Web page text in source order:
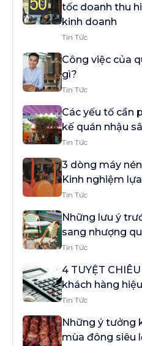
tốc doanh thu
kinh doanh
Tin Tức
Công việc của
gì?
Tin Tức
Các yếu tố cần
kế quán nhậu
Tin Tức
3 dòng máy
Kinh nghiệm
Tin Tức
Những lưu ý
sang nhượng
Tin Tức
4 TUYỆT
khách hàng
Tin Tức
Những ý tưởng
mùa đông siêu